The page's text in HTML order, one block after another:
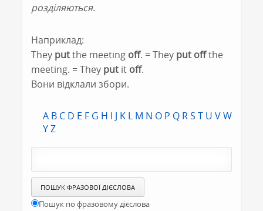
розділяються.
Наприклад:
They putthe meeting off. = They put offthe
meeting. = They put it off.
Вони відклали збори.
A B C D E F G H I J K L M N O P Q RS T U VW
YZ
Пошук по фразовому дієслова